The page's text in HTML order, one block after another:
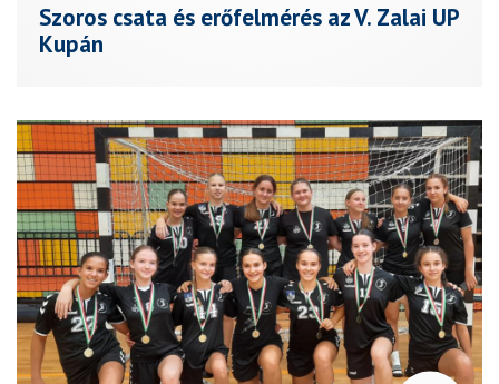
Szoros csata és erőfelmérés az V. Zalai UP
Kupán